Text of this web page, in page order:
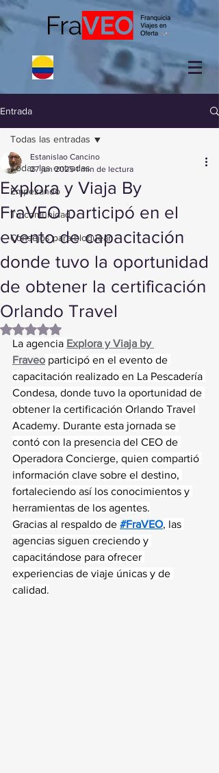
Entrada
Todas las entradas
Empezando
Tu comunidad
Consejos para bloguear
Todas las entradas
Explora y Viaja By
FraVEO participó en el
evento de capacitación
donde tuvo la oportunidad
de obtener la certificación
Orlando Travel
Estanislao Cancino
27 jun 2025 1 min de lectura
Obtuvo NaN de 5 estrellas.
La agencia Explora y Viaja by
Fraveo participó en el evento de
capacitación realizado en La Pescadería
Condesa, donde tuvo la oportunidad de
obtener la certificación Orlando Travel
Academy. Durante esta jornada se
contó con la presencia del CEO de
Operadora Concierge, quien compartió
información clave sobre el destino,
fortaleciendo así los conocimientos y
herramientas de los agentes.
Gracias al respaldo de #FraVEO, las
agencias siguen creciendo y
capacitándose para ofrecer
experiencias de viaje únicas y de
calidad.